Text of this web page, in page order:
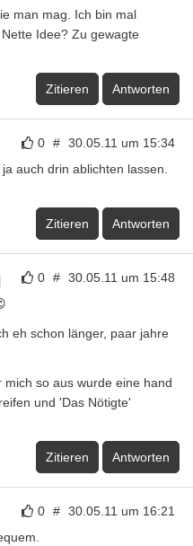
man mag. Ich bin mal
Idee? Zu gewagte
Zitieren Antworten
0 # 30.05.11 um 15:34
auch drin ablichten lassen.
Zitieren Antworten
0 # 30.05.11 um 15:48
eh schon länger, paar jahre
mich so aus wurde eine hand
und 'Das Nötigte'
Zitieren Antworten
0 # 30.05.11 um 16:21